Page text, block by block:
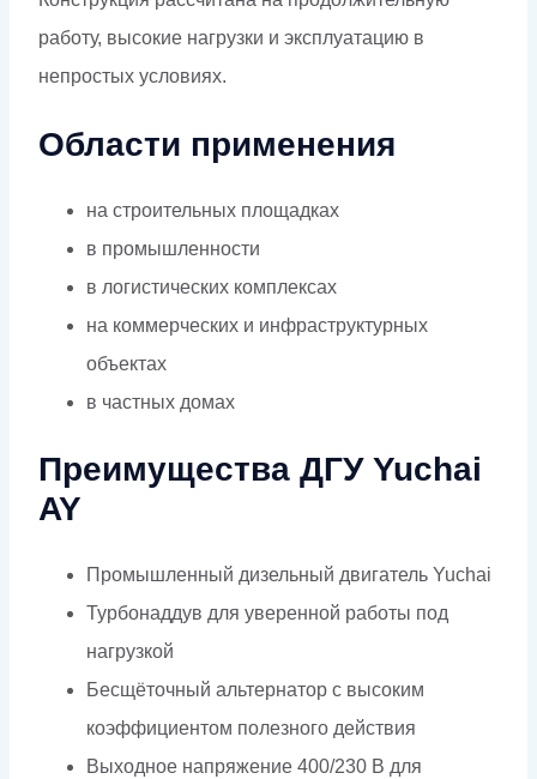
работу, высокие нагрузки и эксплуатацию в
непростых условиях.
Области применения
на строительных площадках
в промышленности
в логистических комплексах
на коммерческих и инфраструктурных
объектах
в частных домах
Преимущества ДГУ Yuchai
AY
Промышленный дизельный двигатель Yuchai
Турбонаддув для уверенной работы под
нагрузкой
Бесщёточный альтернатор с высоким
коэффициентом полезного действия
Выходное напряжение 400/230 В для